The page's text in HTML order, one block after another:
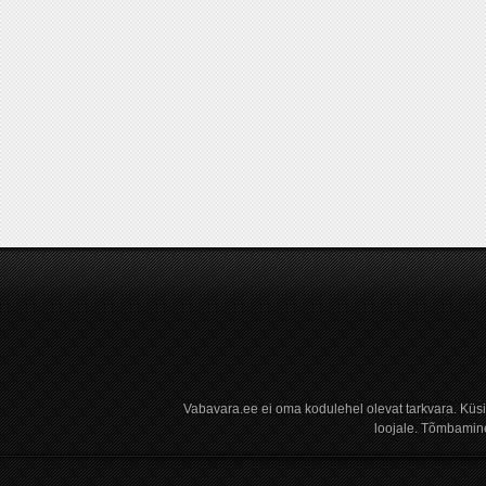
Vabavara.ee ei oma kodulehel olevat tarkvara.
loojale.